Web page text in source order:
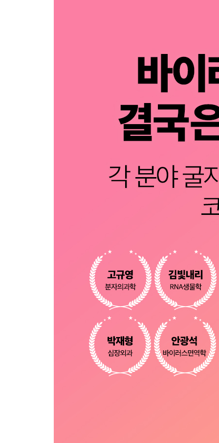
19. 코로나19 정복 가능할까? 여전히 예측하기 어
후기- 팬데믹과 과학커뮤니케이션의 역할
추천의 글- 위기 속에서 빛나는 준비된 기초과학의